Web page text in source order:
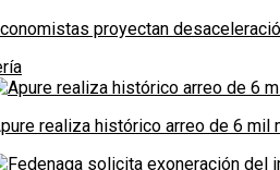
proyectan
realiza histórico arreo de 6 mil